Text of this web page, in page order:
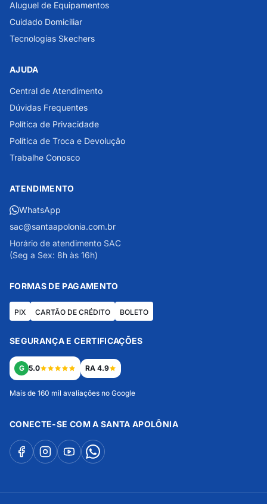
Aluguel de Equipamentos
Cuidado Domiciliar
Tecnologias Skechers
AJUDA
Central de Atendimento
Dúvidas Frequentes
Política de Privacidade
Política de Troca e Devolução
Trabalhe Conosco
ATENDIMENTO
WhatsApp
sac@santaapolonia.com.br
Horário de atendimento SAC
(Seg a Sex: 8h às 16h)
FORMAS DE PAGAMENTO
PIX CARTÃO DE CRÉDITO BOLETO
SEGURANÇA E CERTIFICAÇÕES
G 5.0 RA 4.9
Mais de 160 mil avaliações no Google
CONECTE-SE COM A SANTA APOLÔNIA